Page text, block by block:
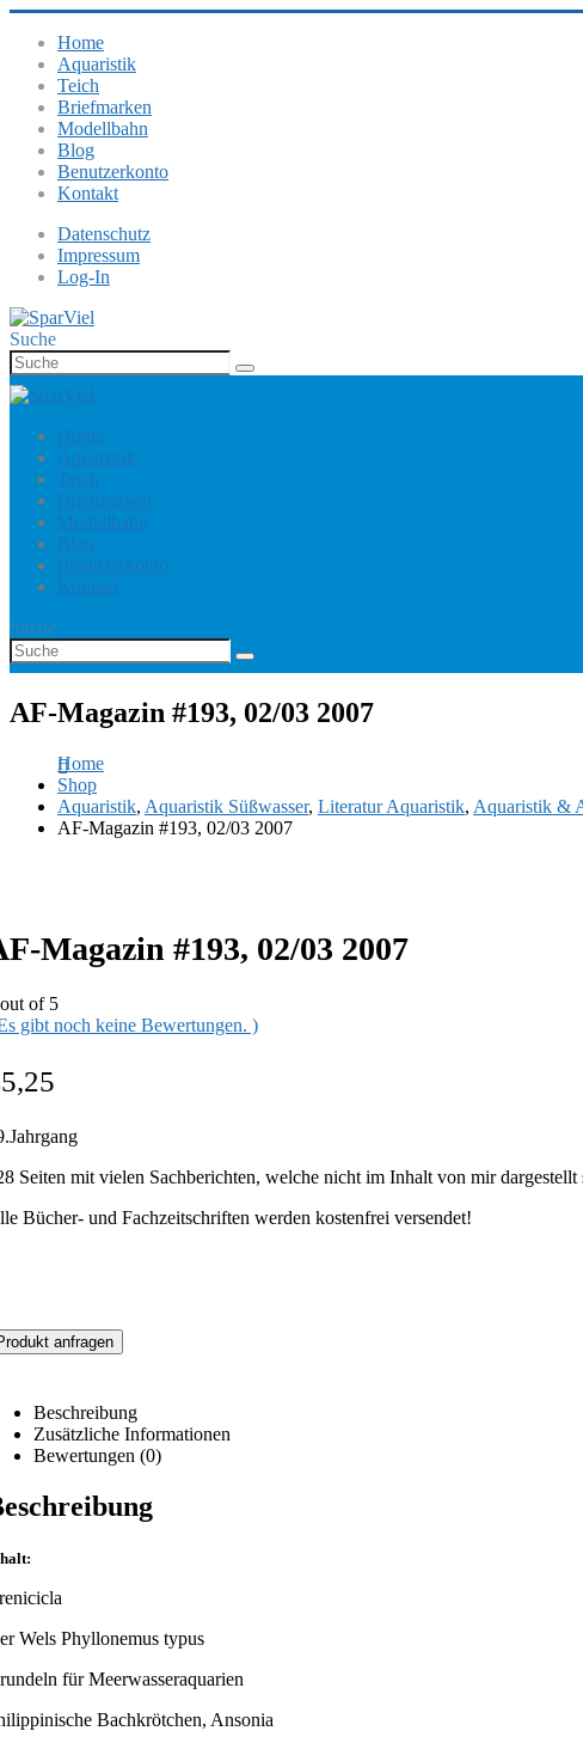
Home
Aquaristik
Teich
Briefmarken
Modellbahn
Blog
Benutzerkonto
Kontakt
Datenschutz
Impressum
Log-In
Suche
Home
Aquaristik
Teich
Briefmarken
Modellbahn
Blog
Benutzerkonto
Kontakt
Suche
AF-Magazin #193, 02/03 2007
Home
Shop
Aquaristik, Aquaristik Süßwasser, Literatur Aquaristik, Aquaristik &
AF-Magazin #193, 02/03 2007
Magazin #193, 02/03 2007
of 5
gibt noch keine Bewertungen. )
5,25
Seiten mit vielen Sachberichten, welche nicht im Inhalt von mir
Bücher- und Fachzeitschriften werden kostenfrei versendet!
anfragen
Beschreibung
Zusätzliche Informationen
Bewertungen (0)
Wels Phyllonemus typus
für Meerwasseraquarien
Bachkrötchen, Ansonia